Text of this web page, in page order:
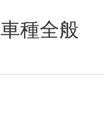
車種全般